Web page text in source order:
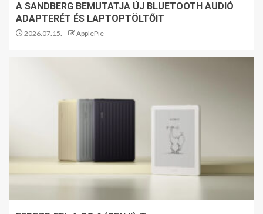
A SANDBERG BEMUTATJA ÚJ BLUETOOTH AUDIÓ
ADAPTERÉT ÉS LAPTOPTÖLTŐIT
2026.07.15. ApplePie